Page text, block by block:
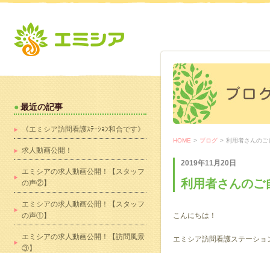
HOME > ブログ > 利用者さんのご
2019年11月20日
利用者さんのご
こんにちは！
エミシア訪問看護ステーショ
最近の記事
《エミシア訪問看護ｽﾃｰｼｮﾝ和合です》
求人動画公開！
エミシアの求人動画公開！【スタッフ
の声②】
エミシアの求人動画公開！【スタッフ
の声①】
エミシアの求人動画公開！【訪問風景
③】